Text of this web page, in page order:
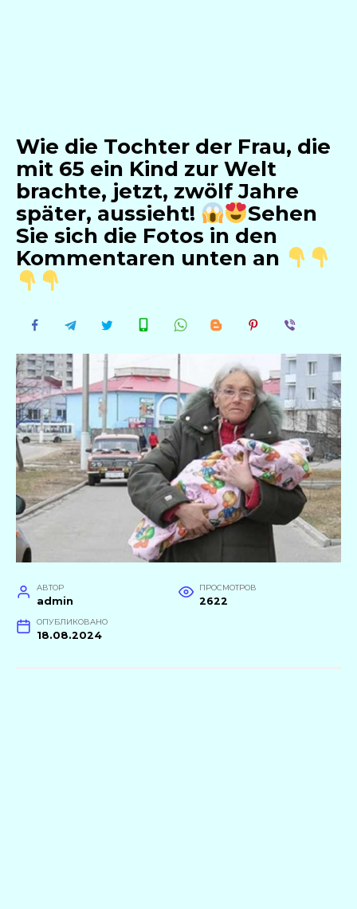
Wie die Tochter der Frau, die
mit 65 ein Kind zur Welt
brachte, jetzt, zwölf Jahre
später, aussieht!
Sehen
Sie sich die Fotos in den
Kommentaren unten an
АВТОР
admin
ПРОСМОТРОВ
2622
ОПУБЛИКОВАНО
18.08.2024